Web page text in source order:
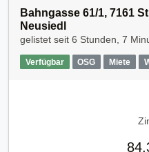
Bahngasse 61/1, 7161
Neusiedl
gelistet seit 6 Stunden, 7
Verfügbar OSG Miete